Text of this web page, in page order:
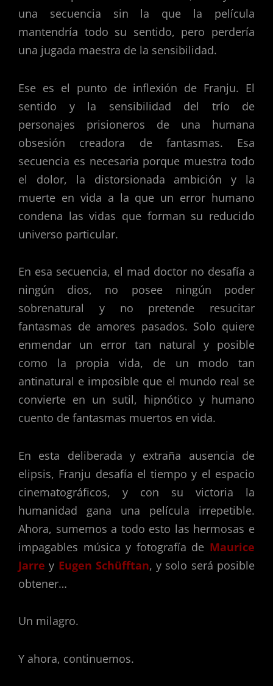
una secuencia sin la que la película
mantendría todo su sentido, pero perdería
una jugada maestra de la sensibilidad.
Ese es el punto de inflexión de Franju. El
sentido y la sensibilidad del trío de
personajes prisioneros de una humana
obsesión creadora de fantasmas. Esa
secuencia es necesaria porque muestra todo
el dolor, la distorsionada ambición y la
muerte en vida a la que un error humano
condena las vidas que forman su reducido
universo particular.
En esa secuencia, el mad doctor no desafía a
ningún dios, no posee ningún poder
sobrenatural y no pretende resucitar
fantasmas de amores pasados. Solo quiere
enmendar un error tan natural y posible
como la propia vida, de un modo tan
antinatural e imposible que el mundo real se
convierte en un sutil, hipnótico y humano
cuento de fantasmas muertos en vida.
En esta deliberada y extraña ausencia de
elipsis, Franju desafía el tiempo y el espacio
cinematográficos, y con su victoria la
humanidad gana una película irrepetible.
Ahora, sumemos a todo esto las hermosas e
impagables música y fotografía de Maurice
Jarre y Eugen Schüfftan, y solo será posible
obtener…
Un milagro.
Y ahora, continuemos.